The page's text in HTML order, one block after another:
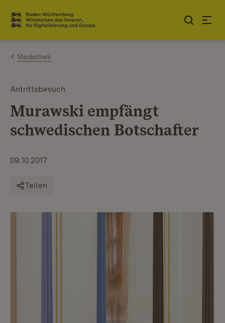
Zum Inhalt springen
Link zur Startseite
Mediathek
Antrittsbesuch
Murawski empfängt
schwedischen Botschafter
09.10.2017
Teilen